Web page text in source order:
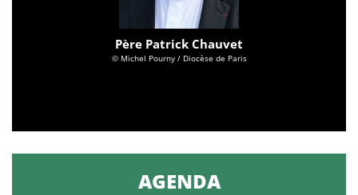
Père Patrick Chauvet
© Michel Pourny / Diocèse de Paris
AGENDA